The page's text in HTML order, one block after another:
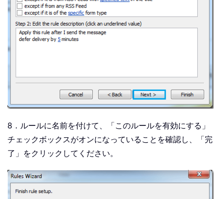
8．ルールに名前を付けて、「このルールを有効にする」
チェックボックスがオンになっていることを確認し、「完
了」をクリックしてください。